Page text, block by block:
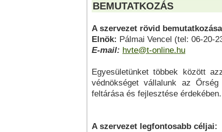
BEMUTATKOZÁS
A szervezet rövid
Elnök: Pálmai Vencel (tel: 06-20-
E-mail: hvte@t-online.hu
Egyesületünket többek között
védnökséget vállalunk az
feltárása és fejlesztése érdekében.
A szervezet legfontosabb céljai: